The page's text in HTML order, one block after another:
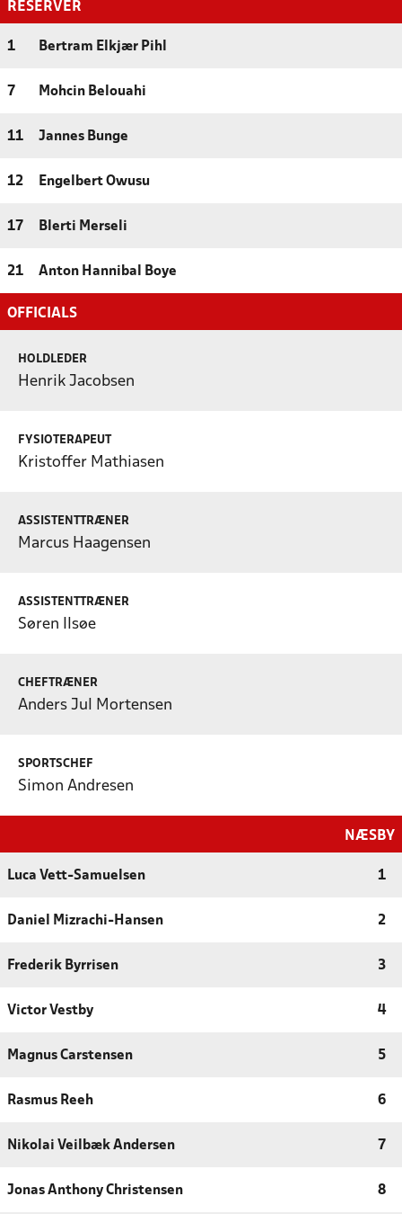
RESERVER
1 Bertram Elkjær Pihl
7 Mohcin Belouahi
11 Jannes Bunge
12 Engelbert Owusu
17 Blerti Merseli
21 Anton Hannibal Boye
OFFICIALS
HOLDLEDER
Henrik Jacobsen
FYSIOTERAPEUT
Kristoffer Mathiasen
ASSISTENTTRÆNER
Marcus Haagensen
ASSISTENTTRÆNER
Søren Ilsøe
CHEFTRÆNER
Anders Jul Mortensen
SPORTSCHEF
Simon Andresen
NÆSBY
Luca Vett-Samuelsen 1
Daniel Mizrachi-Hansen 2
Frederik Byrrisen 3
Victor Vestby 4
Magnus Carstensen 5
Rasmus Reeh 6
Nikolai Veilbæk Andersen 7
Jonas Anthony Christensen 8